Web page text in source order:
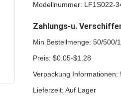
Modellnummer: LF1S022-
Zahlungs-u.
Min Bestellmenge: 50/500/
Preis: $0.05-$1.28
Verpackung Informationen:
Lieferzeit: Auf Lager